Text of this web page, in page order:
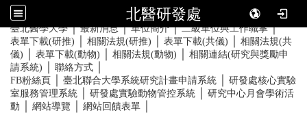
北醫研發處
::: 臺北醫學大學｜最新消息｜單位簡介｜二級單位與工作職掌｜
表單下載(研推) 相關法規(研推) 表單下載(共儀)
相關法規(共
儀)
表單下載(動物) 相關法規(動物)
相關連結(研究與獎勵申
請系統)
聯絡方式
FB粉絲頁 臺北聯合大學系統研究計畫申請系統
研發處核心實驗
室服務管理系統
研發處實驗動物管控系統
研究中心月會學術活
動
網站導覽 網站回饋表單